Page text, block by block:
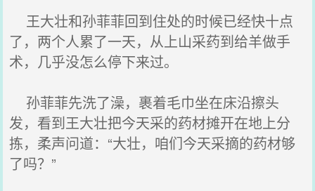
王大壮和孙菲菲回到住处的时候已经快十点
了，两个人累了一天，从上山采药到给羊做手
术，几乎没怎么停下来过。
孙菲菲先洗了澡，裹着毛巾坐在床沿擦头
发，看到王大壮把今天采的药材摊开在地上分
拣，柔声问道：“大壮，咱们今天采摘的药材够
了吗？”